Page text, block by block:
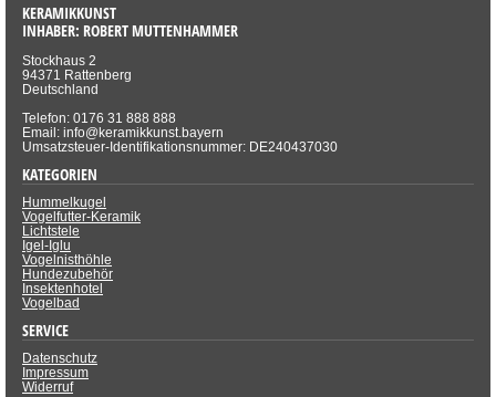
KERAMIKKUNST
INHABER: ROBERT MUTTENHAMMER
Stockhaus 2
94371 Rattenberg
Deutschland
Telefon: 0176 31 888 888
Email: info@keramikkunst.bayern
Umsatzsteuer-Identifikationsnummer: DE240437030
KATEGORIEN
Hummelkugel
Vogelfutter-Keramik
Lichtstele
Igel-Iglu
Vogelnisthöhle
Hundezubehör
Insektenhotel
Vogelbad
SERVICE
Datenschutz
Impressum
Widerruf